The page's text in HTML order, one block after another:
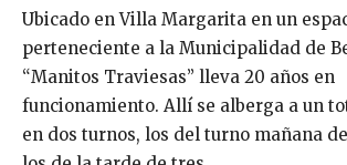
Ubicado en Villa Margarita en un
perteneciente a la Municipalidad de
“Manitos Traviesas” lleva 20 años en
funcionamiento. Allí se alberga a un
en dos turnos, los del turno mañana